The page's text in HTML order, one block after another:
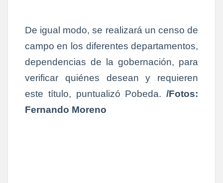
De igual modo, se realizará un censo de
campo en los diferentes departamentos,
dependencias de la gobernación, para
verificar quiénes desean y requieren
este título, puntualizó Pobeda./Fotos:
Fernando Moreno